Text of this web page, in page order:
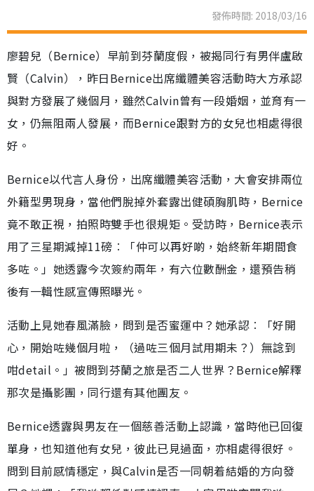
發佈時間: 2018/03/16
廖碧兒（Bernice）早前到芬蘭度假，被揭同行有男伴盧啟
賢（Calvin），昨日Bernice出席纖體美容活動時大方承認
與對方發展了幾個月，雖然Calvin曾有一段婚姻，並育有一
女，仍無阻兩人發展，而Bernice跟對方的女兒也相處得很
好。
Bernice以代言人身份，出席纖體美容活動，大會安排兩位
外籍型男現身，當他們脫掉外套露出健碩胸肌時，Bernice
竟不敢正視，拍照時雙手也很規矩。受訪時，Bernice表示
用了三星期減掉11磅︰「仲可以再好啲，始終新年期間食
多咗。」她透露今次簽約兩年，有六位數酬金，還預告稍
後有一輯性感宣傳照曝光。
活動上見她春風滿臉，問到是否蜜運中？她承認︰「好開
心，開始咗幾個月啦，（過咗三個月試用期未？）無諗到
咁detail。」被問到芬蘭之旅是否二人世界？Bernice解釋
那次是攝影團，同行還有其他團友。
Bernice透露與男友在一個慈善活動上認識，當時他已回復
單身，也知道他有女兒，彼此已見過面，亦相處得很好。
問到目前感情穩定，與Calvin是否一同朝着結婚的方向發